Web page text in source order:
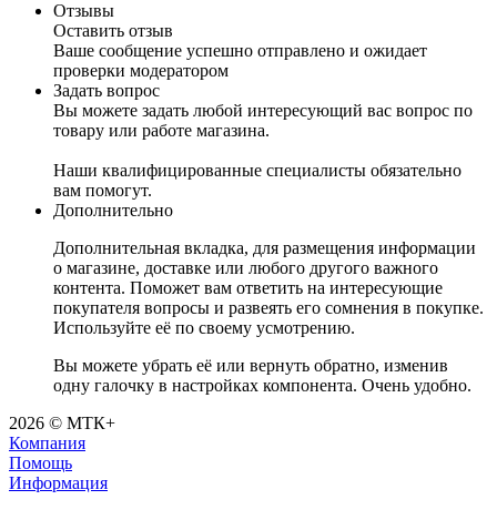
Отзывы
Оставить отзыв
Ваше сообщение успешно отправлено и ожидает
проверки модератором
Задать вопрос
Вы можете задать любой интересующий вас вопрос по
товару или работе магазина.
Наши квалифицированные специалисты обязательно
вам помогут.
Дополнительно
Дополнительная вкладка, для размещения информации
о магазине, доставке или любого другого важного
контента. Поможет вам ответить на интересующие
покупателя вопросы и развеять его сомнения в покупке.
Используйте её по своему усмотрению.
Вы можете убрать её или вернуть обратно, изменив
одну галочку в настройках компонента. Очень удобно.
2026 © МТК+
Компания
Помощь
Информация